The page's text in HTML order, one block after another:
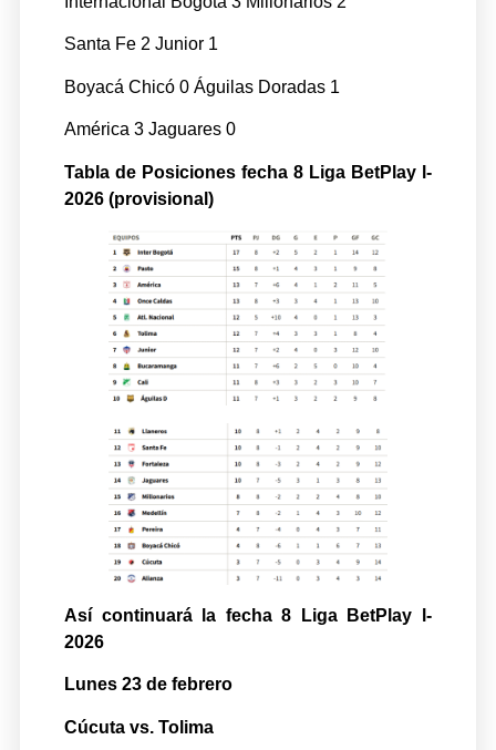
Santa Fe 2 Junior 1
Boyacá Chicó 0 Águilas Doradas 1
América 3 Jaguares 0
Tabla de Posiciones fecha 8 Liga BetPlay l-
2026 (provisional)
Así continuará la fecha 8 Liga BetPlay l-
2026
Lunes 23 de febrero
Cúcuta vs. Tolima